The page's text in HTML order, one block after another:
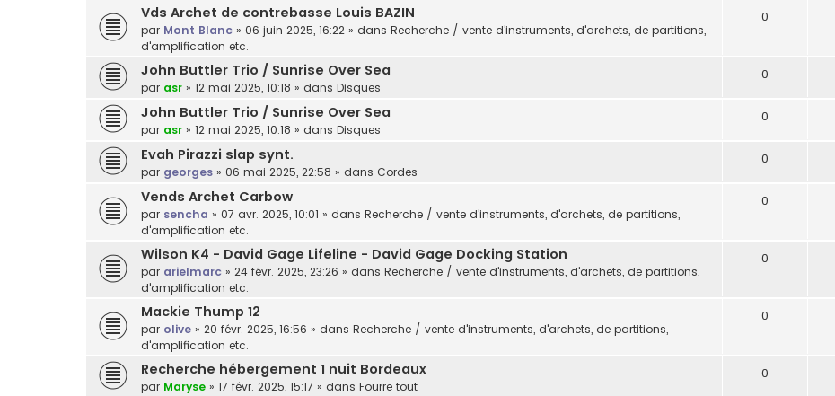
Vds Archet de contrebasse Louis BAZIN
par Mont Blanc » 06 juin 2025, 16:22 » dans Recherche / vente d'instruments, d'archets, de partitions,
d'amplification etc.
0
John Buttler Trio / Sunrise Over Sea
par asr » 12 mai 2025, 10:18 » dans Disques
0
John Buttler Trio / Sunrise Over Sea
par asr » 12 mai 2025, 10:18 » dans Disques
0
Evah Pirazzi slap synt.
par georges » 06 mai 2025, 22:58 » dans Cordes
0
Vends Archet Carbow
par sencha » 07 avr. 2025, 10:01 » dans Recherche / vente d'instruments, d'archets, de partitions,
d'amplification etc.
0
Wilson K4 - David Gage Lifeline - David Gage Docking Station
par arielmarc » 24 févr. 2025, 23:26 » dans Recherche / vente d'instruments, d'archets, de partitions,
d'amplification etc.
0
Mackie Thump 12
par olive » 20 févr. 2025, 16:56 » dans Recherche / vente d'instruments, d'archets, de partitions,
d'amplification etc.
0
Recherche hébergement 1 nuit Bordeaux
par Maryse » 17 févr. 2025, 15:17 » dans Fourre tout
0